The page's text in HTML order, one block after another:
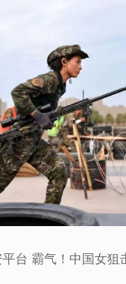
台 霸气！中国女狙